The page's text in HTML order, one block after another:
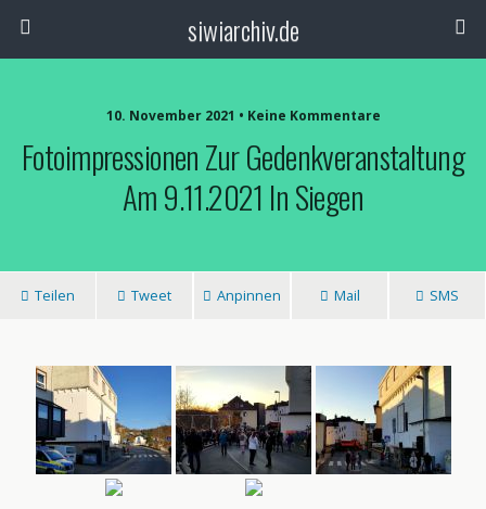
siwiarchiv.de
10. November 2021 • Keine Kommentare
Fotoimpressionen Zur Gedenkveranstaltung
Am 9.11.2021 In Siegen
Teilen Tweet Anpinnen Mail SMS